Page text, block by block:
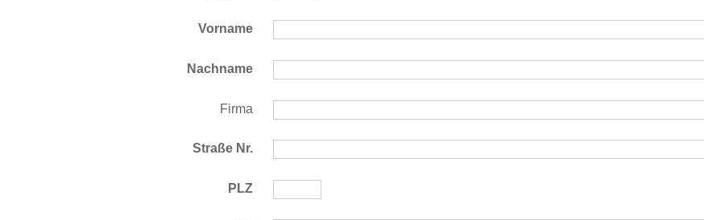
Vorname
Nachname
Firma
Straße Nr.
PLZ